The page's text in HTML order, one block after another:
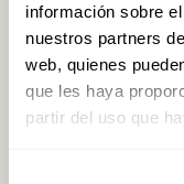
información sobre
nuestros partners
web, quienes
que les haya
partir del uso que